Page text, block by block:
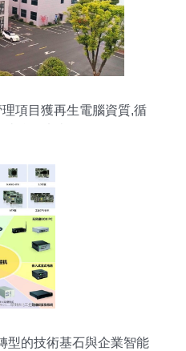
項目獲再生電腦資質,循
型的技術基石與企業智能